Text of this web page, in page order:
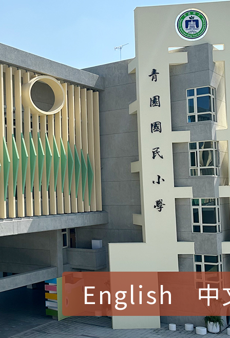
English 中
賀！本校參加桃園市中